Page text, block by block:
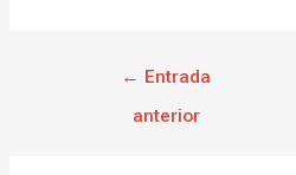
← Entrada
anterior